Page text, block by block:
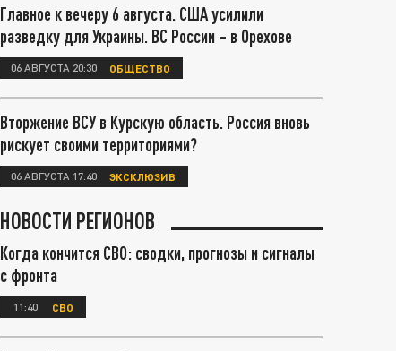
Главное к вечеру 6 августа. США усилили
разведку для Украины. ВС России – в Орехове
06 АВГУСТА 20:30 ОБЩЕСТВО
Вторжение ВСУ в Курскую область. Россия вновь
рискует своими территориями?
06 АВГУСТА 17:40 ЭКСКЛЮЗИВ
НОВОСТИ РЕГИОНОВ
Когда кончится СВО: сводки, прогнозы и сигналы
с фронта
11:40 СВО